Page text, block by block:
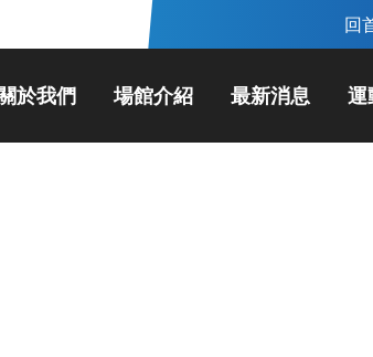
回
關於我們 場館介紹 最新消息 運